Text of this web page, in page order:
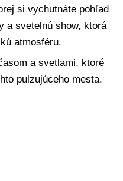
si vychutnáte pohľad
a svetelnú show, ktorá
atmosféru.
a svetlami, ktoré
pulzujúceho mesta.